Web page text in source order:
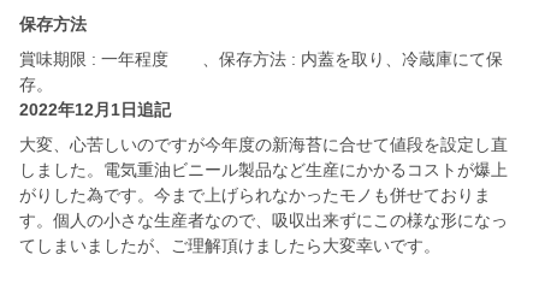
保存方法
賞味期限 : 一年程度 、保存方法 : 内蓋を取り、冷蔵庫にて保
存。
2022年12月1日追記
大変、心苦しいのですが今年度の新海苔に合せて値段を設定し直
しました。電気重油ビニール製品など生産にかかるコストが爆上
がりした為です。今まで上げられなかったモノも併せておりま
す。個人の小さな生産者なので、吸収出来ずにこの様な形になっ
てしまいましたが、ご理解頂けましたら大変幸いです。